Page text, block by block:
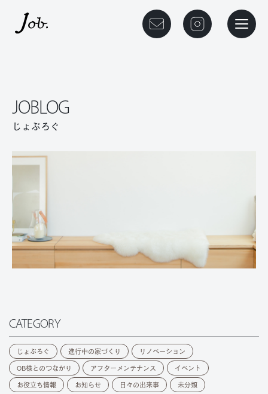
メニュ
JOBLOG
じょぶろぐ
CATEGORY
じょぶろぐ 進行中の家づくり リノベーション
OB様とのつながり アフターメンテナンス イベント
お役立ち情報 お知らせ 日々の出来事 未分類